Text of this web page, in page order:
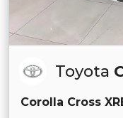
Toyota
Corolla Cross